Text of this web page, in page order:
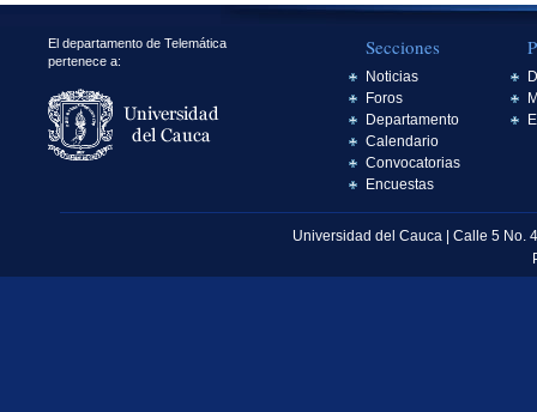
El departamento de Telemática
pertenece a:
Secciones
Noticias
Foros
Departamento
Calendario
Convocatorias
Encuestas
Universidad del Cauca | Calle 5 No.